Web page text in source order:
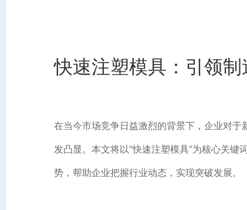
快速注塑模具：引领制
在当今市场竞争日益激烈的背景下，企业对
发凸显。本文将以“快速注塑模具”为核心关
势，帮助企业把握行业动态，实现突破发展。